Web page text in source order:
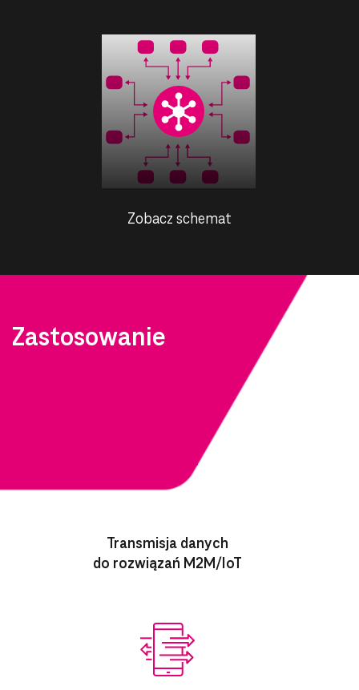
Zobacz schemat
Zastosowanie
Transmisja danych
do rozwiązań M2M/IoT